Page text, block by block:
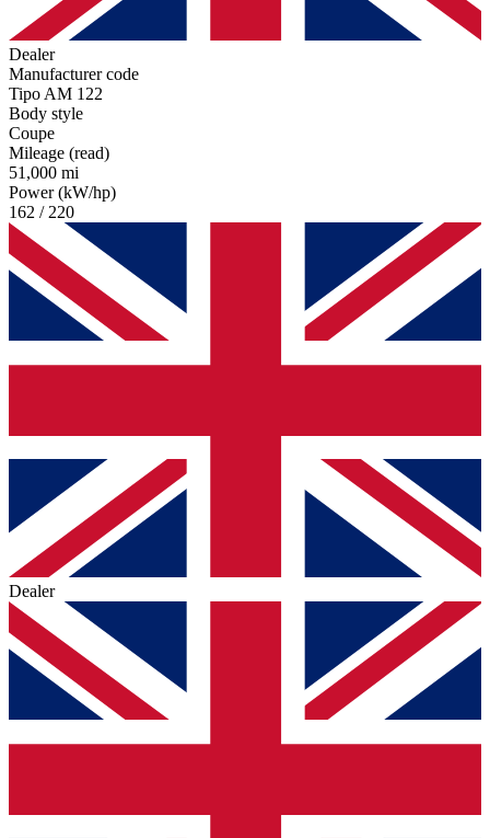
Dealer
Manufacturer code
Tipo AM 122
Body style
Coupe
Mileage (read)
51,000 mi
Power (kW/hp)
162 / 220
Dealer